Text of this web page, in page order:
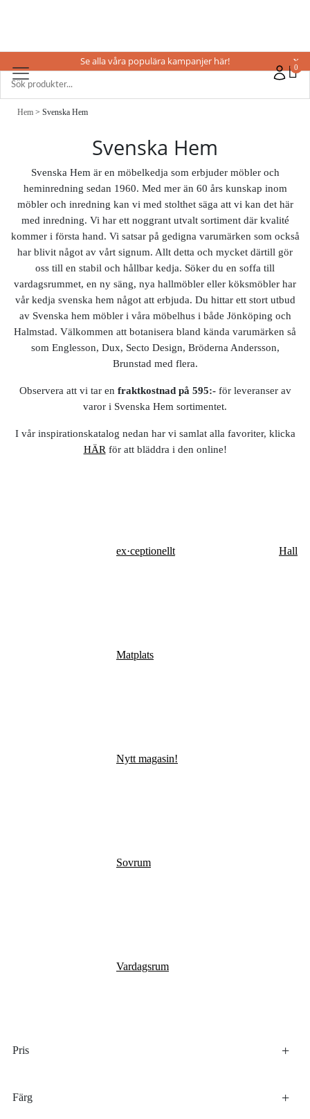
0
Se alla våra populära kampanjer här! X
Hem > Svenska Hem
Svenska Hem
Svenska Hem är en möbelkedja som erbjuder möbler och
heminredning sedan 1960. Med mer än 60 års kunskap inom
möbler och inredning kan vi med stolthet säga att vi kan det här
med inredning. Vi har ett noggrant utvalt sortiment där kvalité
kommer i första hand. Vi satsar på gedigna varumärken som också
har blivit något av vårt signum. Allt detta och mycket därtill gör
oss till en stabil och hållbar kedja. Söker du en soffa till
vardagsrummet, en ny säng, nya hallmöbler eller köksmöbler har
vår kedja svenska hem något att erbjuda. Du hittar ett stort utbud
av Svenska hem möbler i våra möbelhus i både Jönköping och
Halmstad. Välkommen att botanisera bland kända varumärken så
som Englesson, Dux, Secto Design, Bröderna Andersson,
Brunstad med flera.
Observera att vi tar en fraktkostnad på 595:-för leveranser av
varor i Svenska Hem sortimentet.
I vår inspirationskatalog nedan har vi samlat alla favoriter, klicka
HÄR för att bläddra i den online!
ex·ceptionellt Hall
Matplats
Nytt magasin!
Sovrum
Vardagsrum
Pris
Färg